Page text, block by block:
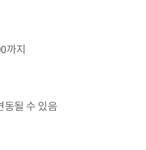
까지
동될 수 있음